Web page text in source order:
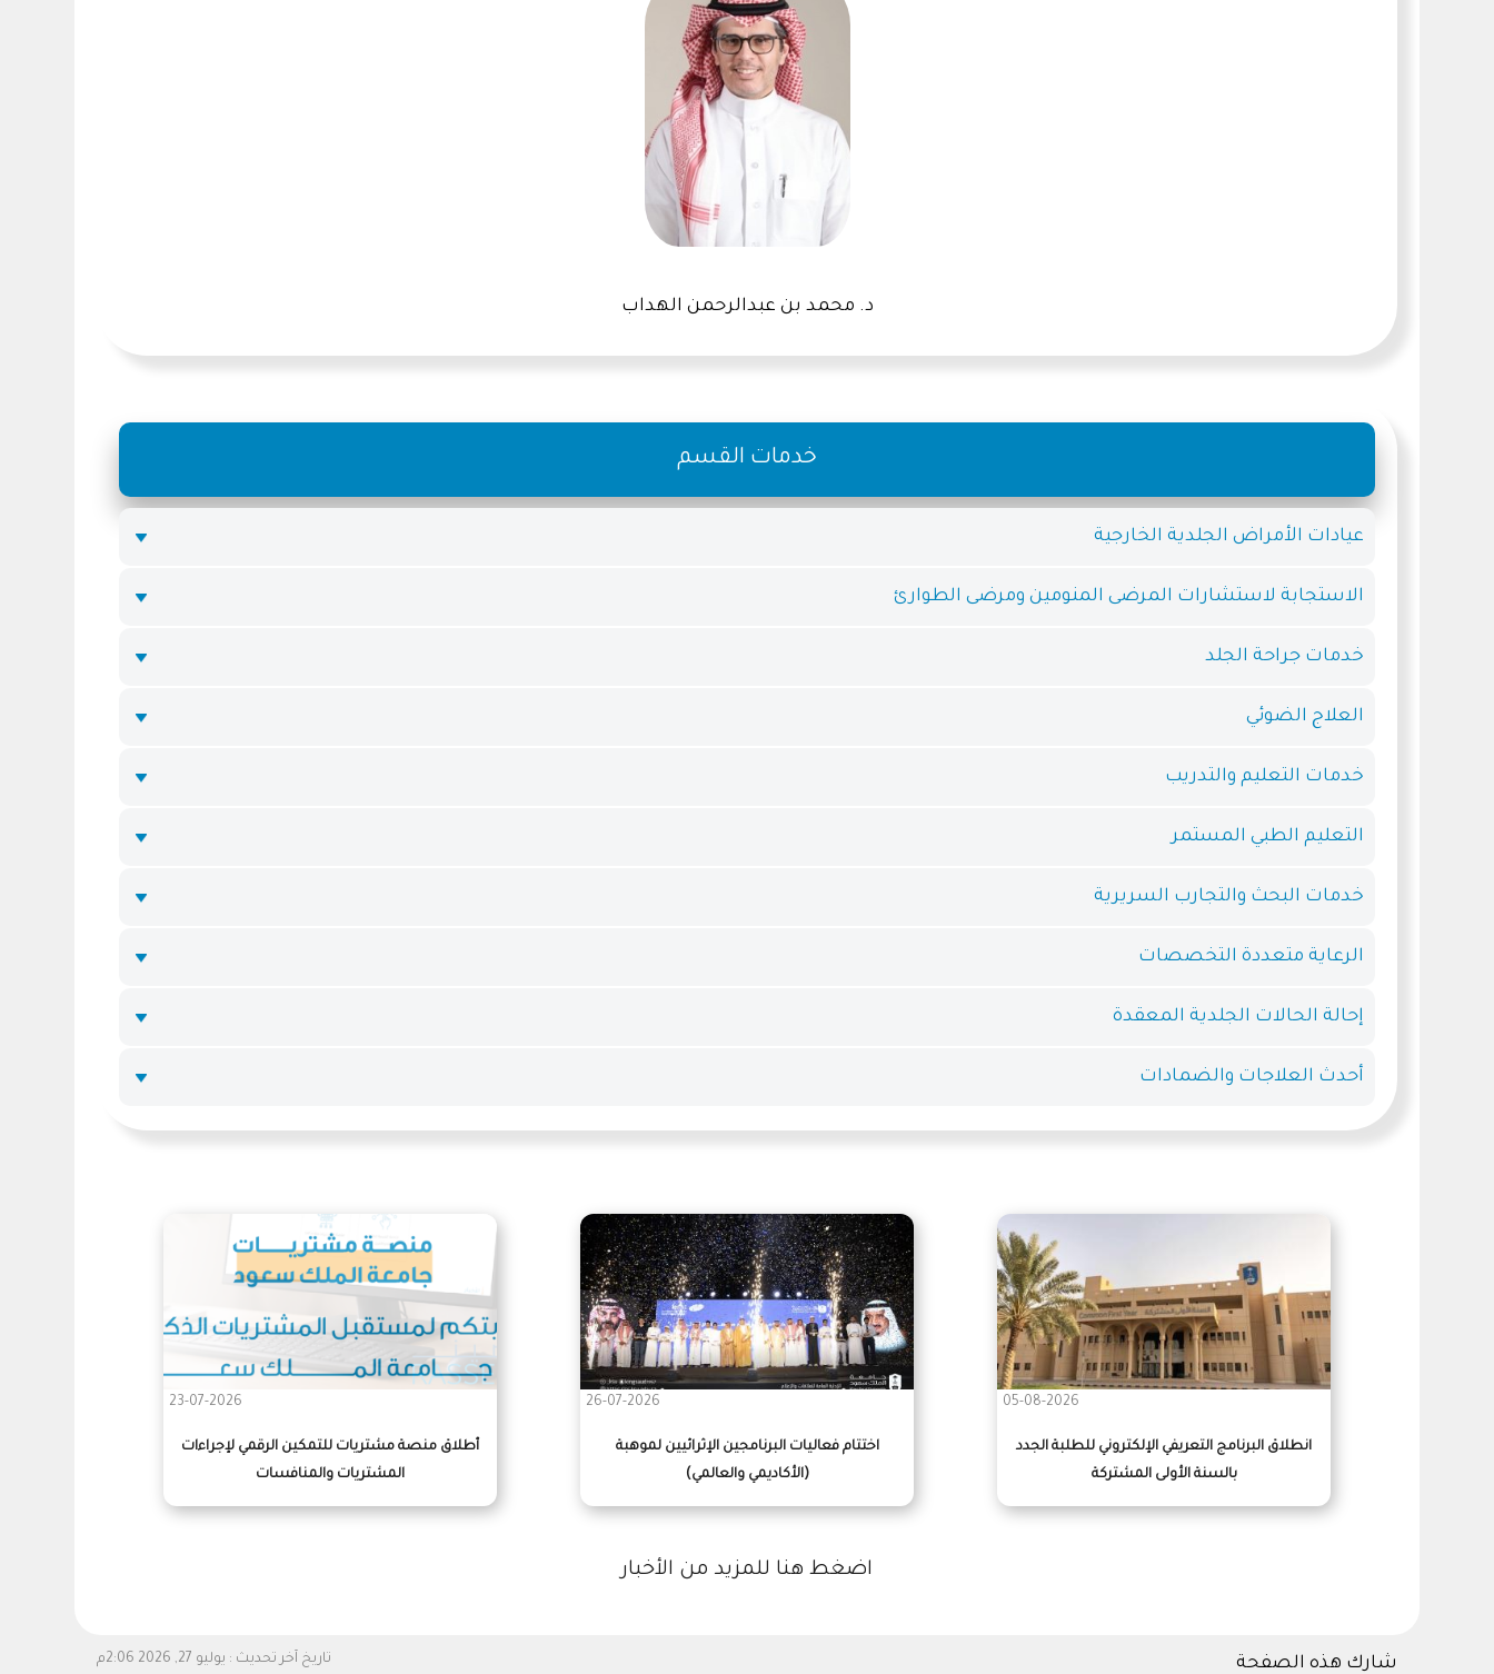
د. محمد بن عبدالرحمن الهداب
خدمات القسم
عيادات الأمراض الجلدية الخارجية
الاستجابة لاستشارات المرضى المنومين ومرضى الطوارئ
خدمات جراحة الجلد
العلاج الضوئي
خدمات التعليم والتدريب
التعليم الطبي المستمر
خدمات البحث والتجارب السريرية
الرعاية متعددة التخصصات
إحالة الحالات الجلدية المعقدة
أحدث العلاجات والضمادات
05-08-2026
انطلاق البرنامج التعريفي الإلكتروني للطلبة الجدد
بالسنة الأولى المشتركة
26-07-2026
اختتام فعاليات البرنامجين الإثرائيين لموهبة
(الأكاديمي والعالمي)
23-07-2026
أطلاق منصة مشتريات للتمكين الرقمي لإجراءات
المشتريات والمنافسات
اضغط هنا للمزيد من الأخبار
تاريخ آخر تحديث : يوليو 27, 2026 2:06م شارك هذه الصفحة